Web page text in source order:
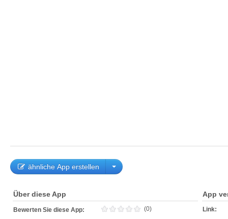
ähnliche App erstellen
Über diese App
Bewerten Sie diese App: (0)
App
Link: